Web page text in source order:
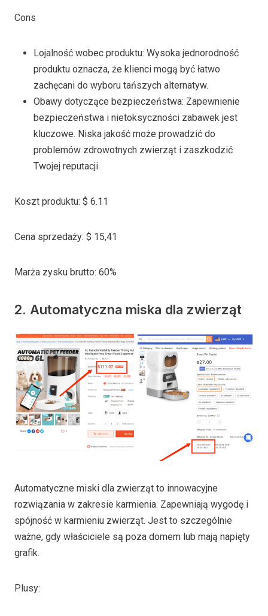
Cons
Lojalność wobec produktu: Wysoka jednorodność
produktu oznacza, że klienci mogą być łatwo
zachęcani do wyboru tańszych alternatyw.
Obawy dotyczące bezpieczeństwa: Zapewnienie
bezpieczeństwa i nietoksyczności zabawek jest
kluczowe. Niska jakość może prowadzić do
problemów zdrowotnych zwierząt i zaszkodzić
Twojej reputacji.
Koszt produktu: $ 6.11
Cena sprzedaży: $ 15,41
Marża zysku brutto: 60%
2. Automatyczna miska dla zwierząt
Automatyczne miski dla zwierząt to innowacyjne
rozwiązania w zakresie karmienia. Zapewniają wygodę i
spójność w karmieniu zwierząt. Jest to szczególnie
ważne, gdy właściciele są poza domem lub mają napięty
grafik.
Plusy: